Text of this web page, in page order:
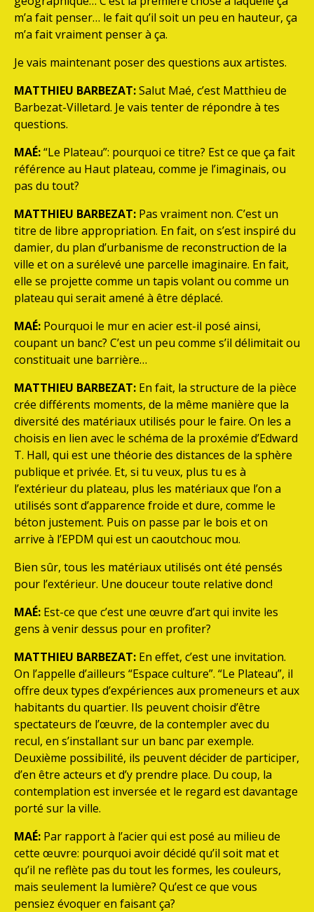
m’a fait penser… le fait qu’il soit un peu en hauteur, ça
m’a fait vraiment penser à ça.
Je vais maintenant poser des questions aux artistes.
MATTHIEU BARBEZAT:Salut Maé, c’est Matthieu de
Barbezat-Villetard. Je vais tenter de répondre à tes
questions.
MAÉ:“Le Plateau”: pourquoi ce titre? Est ce que ça fait
référence au Haut plateau, comme je l’imaginais, ou
pas du tout?
MATTHIEU BARBEZAT: Pas vraiment non. C’est un
titre de libre appropriation. En fait, on s’est inspiré du
damier, du plan d’urbanisme de reconstruction de la
ville et on a surélevé une parcelle imaginaire. En fait,
elle se projette comme un tapis volant ou comme un
plateau qui serait amené à être déplacé.
MAÉ: Pourquoi le mur en acier est-il posé ainsi,
coupant un banc? C’est un peu comme s’il délimitait ou
constituait une barrière…
MATTHIEU BARBEZAT: En fait, la structure de la pièce
crée différents moments, de la même manière que la
diversité des matériaux utilisés pour le faire. On les a
choisis en lien avec le schéma de la proxémie d’Edward
T. Hall, qui est une théorie des distances de la sphère
publique et privée. Et, si tu veux, plus tu es à
l’extérieur du plateau, plus les matériaux que l’on a
utilisés sont d’apparence froide et dure, comme le
béton justement. Puis on passe par le bois et on
arrive à l’EPDM qui est un caoutchouc mou.
Bien sûr, tous les matériaux utilisés ont été pensés
pour l’extérieur. Une douceur toute relative donc!
MAÉ: Est-ce que c’est une œuvre d’art qui invite les
gens à venir dessus pour en profiter?
MATTHIEU BARBEZAT: En effet, c’est une invitation.
On l’appelle d’ailleurs “Espace culture”. “Le Plateau”, il
offre deux types d’expériences aux promeneurs et aux
habitants du quartier. Ils peuvent choisir d’être
spectateurs de l’œuvre, de la contempler avec du
recul, en s’installant sur un banc par exemple.
Deuxième possibilité, ils peuvent décider de participer,
d’en être acteurs et d’y prendre place. Du coup, la
contemplation est inversée et le regard est davantage
porté sur la ville.
MAÉ: Par rapport à l’acier qui est posé au milieu de
cette œuvre: pourquoi avoir décidé qu’il soit mat et
qu’il ne reflète pas du tout les formes, les couleurs,
mais seulement la lumière? Qu’est ce que vous
pensiez évoquer en faisant ça?